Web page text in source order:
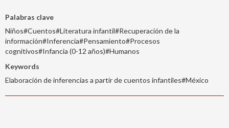
Palabras clave
Niños#Cuentos#Literatura infantil#Recuperación de la
información#Inferencia#Pensamiento#Procesos
cognitivos#Infancia (0-12 años)#Humanos
Keywords
Elaboración de inferencias a partir de cuentos infantiles#México